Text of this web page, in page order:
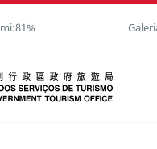
81%
de Turismo